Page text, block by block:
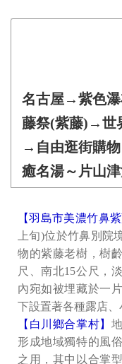
名古屋→紫色瀑
藤祭(紫藤)→世
→自由逛街購
癒名湯～片山
【羽島市美濃竹鼻
上旬)位於竹鼻別院
物的紫藤老樹，樹
尺、南北15公尺，
內宛如被埋藏於一
下設置著各種露店、
【白川鄉合掌村】
形成地域獨特的風
之用，其中以合掌